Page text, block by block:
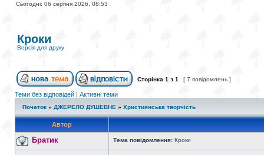
Сьогодні: 06 серпня 2026, 08:53
Кроки
Версія для друку
Сторінка 1 з 1 [ 7 повідомлень ]
Теми без відповідей | Активні теми
Початок » ДЖЕРЕЛО ДУШЕВНЕ » Християнська творчість
Автор
Братик Тема повідомлення: Кроки